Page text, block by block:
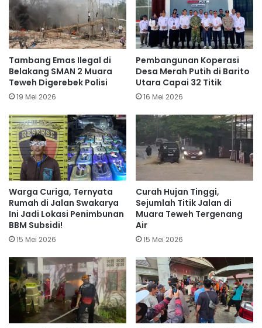
Tambang Emas Ilegal di
Belakang SMAN 2 Muara
Teweh Digerebek Polisi
19 Mei 2026
Pembangunan Koperasi
Desa Merah Putih di Barito
Utara Capai 32 Titik
16 Mei 2026
Warga Curiga, Ternyata
Rumah di Jalan Swakarya
Ini Jadi Lokasi Penimbunan
BBM Subsidi!
15 Mei 2026
Curah Hujan Tinggi,
Sejumlah Titik Jalan di
Muara Teweh Tergenang
Air
15 Mei 2026